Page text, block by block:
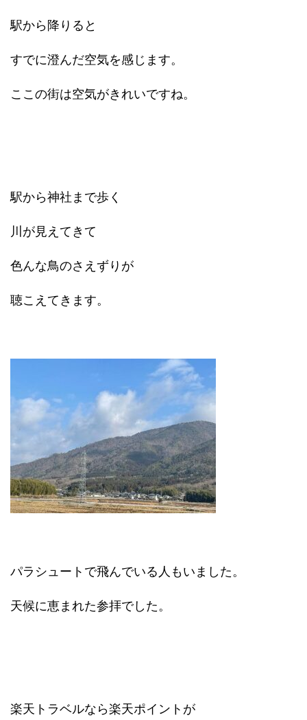
駅から降りると
すでに澄んだ空気を感じます。
ここの街は空気がきれいですね。
駅から神社まで歩く
川が見えてきて
色んな鳥のさえずりが
聴こえてきます。
パラシュートで飛んでいる人もいました。
天候に恵まれた参拝でした。
楽天トラベルなら楽天ポイントが